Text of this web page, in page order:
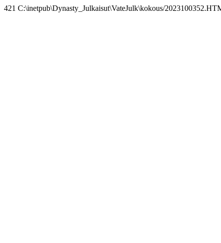
421 C:\inetpub\Dynasty_Julkaisut\VateJulk\kokous/